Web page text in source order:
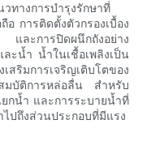
ทางการบำรุงรักษาที่
อ การติดตั้งตัวกรองเบื้อง
และการปิดผนึกถังอย่าง
ะน้ำ น้ำในเชื้อเพลิงเป็น
ริมการเจริญเติบโตของ
บัติการหล่อลื่น สำหรับ
กน้ำ และการระบายน้ำที่
ปถึงส่วนประกอบที่มีแรง